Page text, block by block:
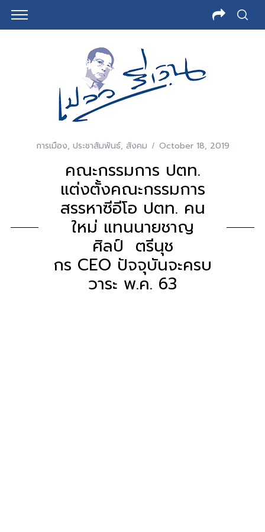
การเมือง, ประชาสัมพันธ์, สังคม October 18, 2019
คณะกรรมการ ปตท.
แต่งตั้งคณะกรรมการ
สรรหาซีอีโอ ปตท. คน
ใหม่ แทนนายชาญ
ศิลป์ ตรีนุช
กร CEO ปัจจุบันจะครบ
วาระ พ.ค. 63